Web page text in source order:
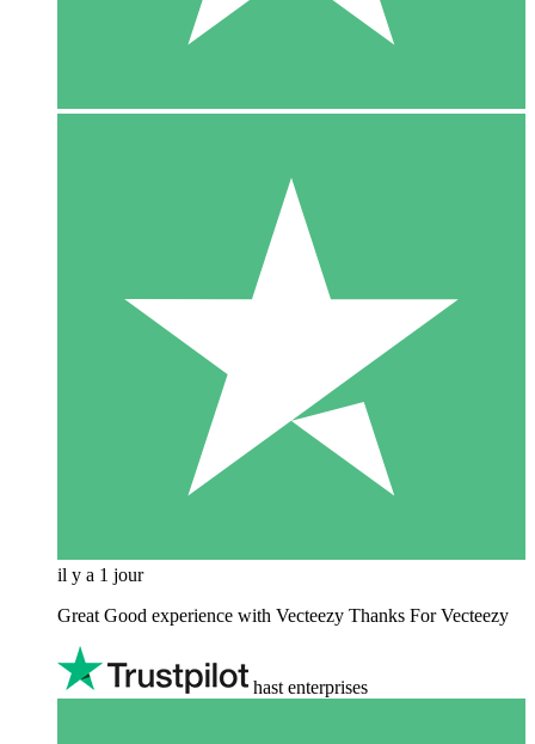
il y a 1 jour
Great Good experience with Vecteezy Thanks For Vecteezy
hast enterprises